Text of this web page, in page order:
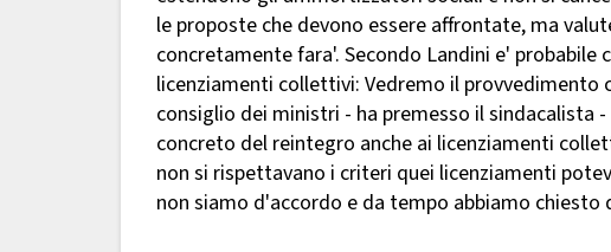
le proposte che devono essere affrontate, ma
concretamente fara'. Secondo Landini e'
licenziamenti collettivi: Vedremo il provvedimento
consiglio dei ministri - ha premesso il sindacalista
concreto del reintegro anche ai licenziamenti
non si rispettavano i criteri quei licenziamenti
non siamo d'accordo e da tempo abbiamo